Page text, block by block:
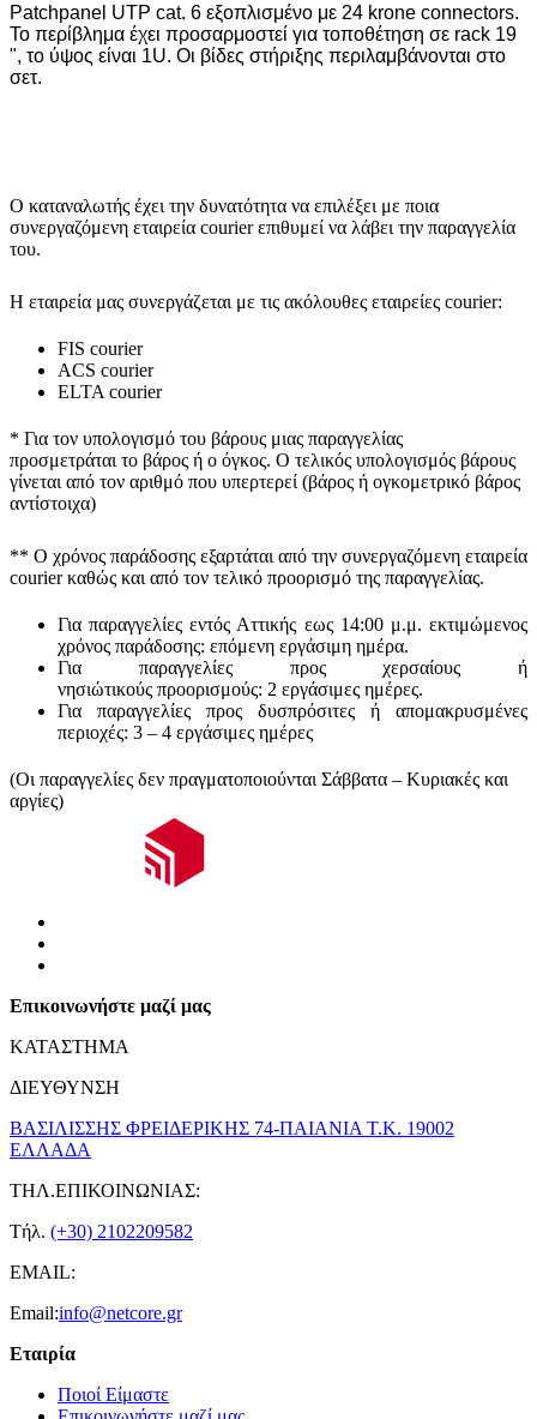
Patchpanel UTP cat. 6 εξοπλισμένο με 24 krone connectors.
Το περίβλημα έχει προσαρμοστεί για τοποθέτηση σε rack 19
", το ύψος είναι 1U. Οι βίδες στήριξης περιλαμβάνονται στο
σετ.
Ο καταναλωτής έχει την δυνατότητα να επιλέξει με ποια
συνεργαζόμενη εταιρεία courier επιθυμεί να λάβει την παραγγελία
του.
Η εταιρεία μας συνεργάζεται με τις ακόλουθες εταιρείες courier:
FIS courier
ACS courier
ELTA courier
* Για τον υπολογισμό του βάρους μιας παραγγελίας
προσμετράται το βάρος ή ο όγκος. Ο τελικός υπολογισμός βάρους
γίνεται από τον αριθμό που υπερτερεί (βάρος ή ογκομετρικό βάρος
αντίστοιχα)
** Ο χρόνος παράδοσης εξαρτάται από την συνεργαζόμενη εταιρεία
courier καθώς και από τον τελικό προορισμό της παραγγελίας.
Για παραγγελίες εντός Αττικής εως 14:00 μ.μ. εκτιμώμενος
χρόνος παράδοσης: επόμενη εργάσιμη ημέρα.
Για παραγγελίες προς χερσαίους ή
νησιώτικούς προορισμούς: 2 εργάσιμες ημέρες.
Για παραγγελίες προς δυσπρόσιτες ή απομακρυσμένες
περιοχές: 3 – 4 εργάσιμες ημέρες
(Οι παραγγελίες δεν πραγματοποιούνται Σάββατα – Κυριακές και
αργίες)
Επικοινωνήστε μαζί μας
ΚΑΤΑΣΤΗΜΑ
ΔΙΕΥΘΥΝΣΗ
ΒΑΣΙΛΙΣΣΗΣ ΦΡΕΙΔΕΡΙΚΗΣ 74-ΠΑΙΑΝΙΑ Τ.Κ. 19002
ΕΛΛΑΔΑ
ΤΗΛ.ΕΠΙΚΟΙΝΩΝΙΑΣ:
Τήλ. (+30) 2102209582
EMAIL:
Email:info@netcore.gr
Εταιρία
Ποιοί Είμαστε